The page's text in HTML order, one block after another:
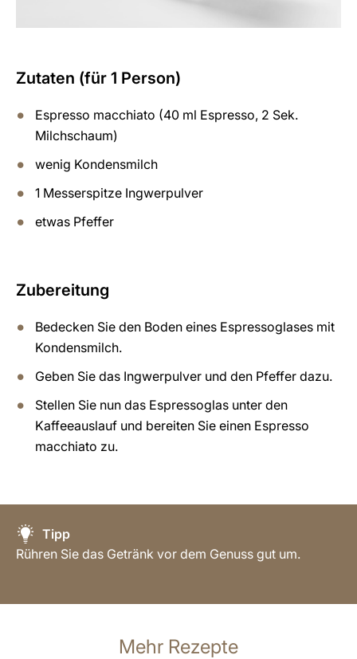
Zutaten (für 1 Person)
Espresso macchiato (40 ml Espresso, 2 Sek.
Milchschaum)
wenig Kondensmilch
1 Messerspitze Ingwerpulver
etwas Pfeffer
Zubereitung
Bedecken Sie den Boden eines Espressoglases mit
Kondensmilch.
Geben Sie das Ingwerpulver und den Pfeffer dazu.
Stellen Sie nun das Espressoglas unter den
Kaffeeauslauf und bereiten Sie einen Espresso
macchiato zu.
Tipp
Rühren Sie das Getränk vor dem Genuss gut um.
Mehr Rezepte